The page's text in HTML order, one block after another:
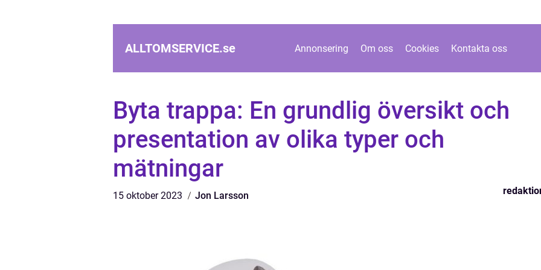
ALLTOMSERVICE.se Annonsering Om oss Cookies Kontakta oss
Byta trappa: En grundlig översikt och
presentation av olika typer och
mätningar
15 oktober 2023 Jon Larsson